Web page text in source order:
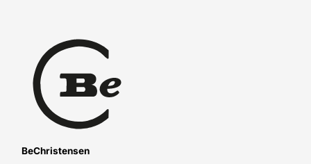
BeChristensen